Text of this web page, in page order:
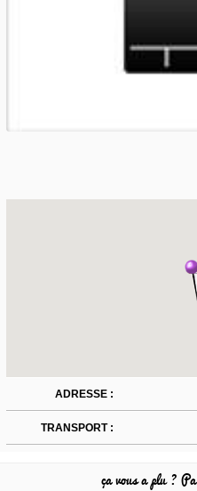
ADRESSE :
TRANSPORT :
ça vous a plu ?